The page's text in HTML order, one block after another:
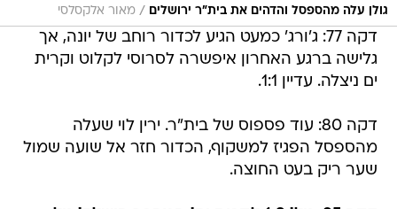
גולן עלה מהספסל והדהים את בית"ר ירושלים / מאור אלקסלסי
דקה 77: ג'ורג' כמעט הגיע לכדור רוחב של יונה, אך
גלישה ברגע האחרון איפשרה לסרוסי לקלוט וקרית
ים ניצלה. עדיין 1:1.
דקה 80: עוד פספוס של בית"ר. ירין לוי שעלה
מהספסל הפגיז למשקוף, הכדור חזר אל שועה שמול
שער ריק בעט החוצה.